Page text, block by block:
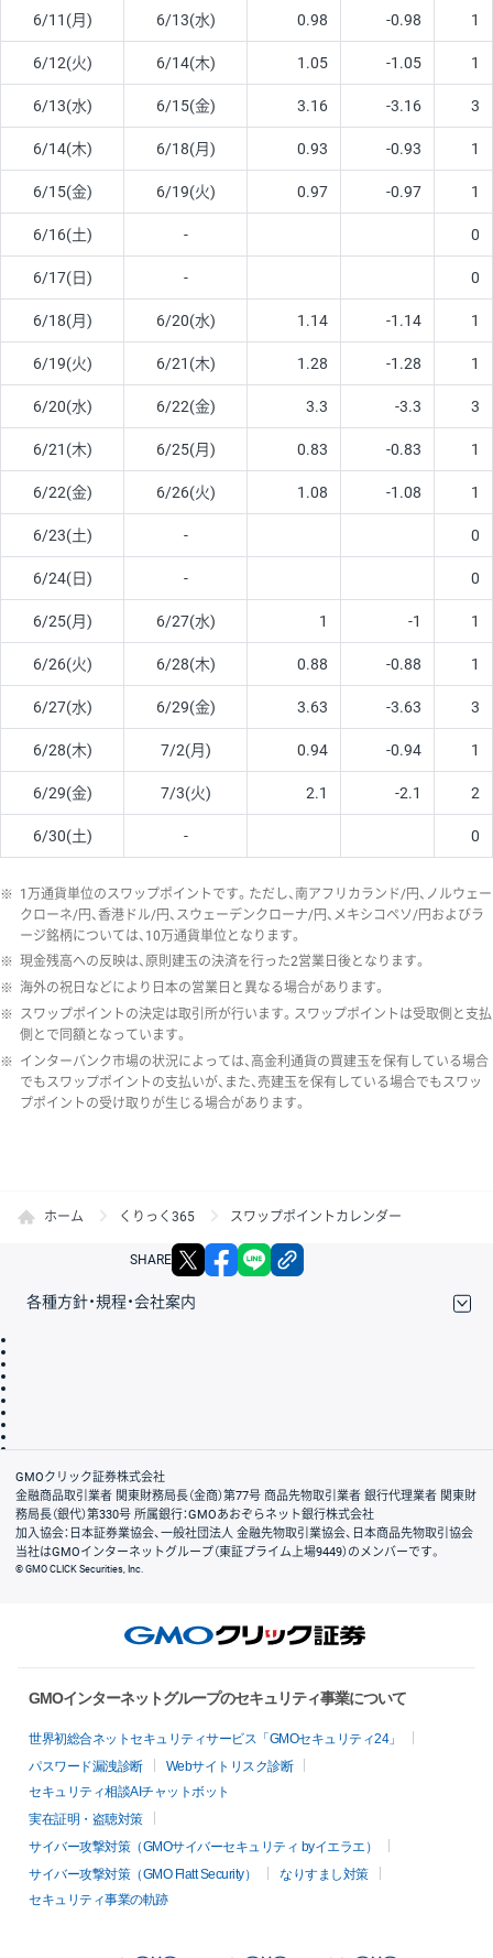
6/11(月) 6/13(水) 0.98 -0.98 1
6/12(火) 6/14(木) 1.05 -1.05 1
6/13(水) 6/15(金) 3.16 -3.16 3
6/14(木) 6/18(月) 0.93 -0.93 1
6/15(金) 6/19(火) 0.97 -0.97 1
6/16(土) - 0
6/17(日) - 0
6/18(月) 6/20(水) 1.14 -1.14 1
6/19(火) 6/21(木) 1.28 -1.28 1
6/20(水) 6/22(金) 3.3 -3.3 3
6/21(木) 6/25(月) 0.83 -0.83 1
6/22(金) 6/26(火) 1.08 -1.08 1
6/23(土) - 0
6/24(日) - 0
6/25(月) 6/27(水) 1 -1 1
6/26(火) 6/28(木) 0.88 -0.88 1
6/27(水) 6/29(金) 3.63 -3.63 3
6/28(木) 7/2(月) 0.94 -0.94 1
6/29(金) 7/3(火) 2.1 -2.1 2
6/30(土) - 0
※ 1万通貨単位のスワップポイントです。ただし、南アフリカランド/円、ノルウェー
クローネ/円、香港ドル/円、スウェーデンクローナ/円、メキシコペソ/円およびラ
ージ銘柄については、10万通貨単位となります。
※ 現金残高への反映は、原則建玉の決済を行った2営業日後となります。
※ 海外の祝日などにより日本の営業日と異なる場合があります。
※ スワップポイントの決定は取引所が行います。スワップポイントは受取側と支払
側とで同額となっています。
※ インターバンク市場の状況によっては、高金利通貨の買建玉を保有している場合
でもスワップポイントの支払いが、また、売建玉を保有している場合でもスワッ
プポイントの受け取りが生じる場合があります。
ホーム くりっく365 スワップポイントカレンダー
SHARE X facebook
各種方針・規程・会社案内
会社案内
GMOクリック証券株式会社
金融商品取引業者 関東財務局長（金商）第77号 商品先物取引業者 銀行代理業者 関東財
務局長（銀代）第330号 所属銀行：GMOあおぞらネット銀行株式会社
加入協会：日本証券業協会、一般社団法人 金融先物取引業協会、日本商品先物取引協会
当社はGMOインターネットグループ（東証プライム上場9449）のメンバーです。
© GMO CLICK Securities, Inc.
GMOインターネットグループのセキュリティ事業について
世界初総合ネットセキュリティサービス「GMOセキュリティ24」
パスワード漏洩診断
Webサイトリスク診断
セキュリティ相談AIチャットボット
実在証明・盗聴対策
サイバー攻撃対策（GMOサイバーセキュリティ byイエラエ）
サイバー攻撃対策（GMO Flatt Security）
なりすまし対策
セキュリティ事業の軌跡